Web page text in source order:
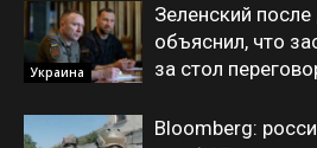
Украина
Зеленский
объяснил, что
за стол
Bloomberg: